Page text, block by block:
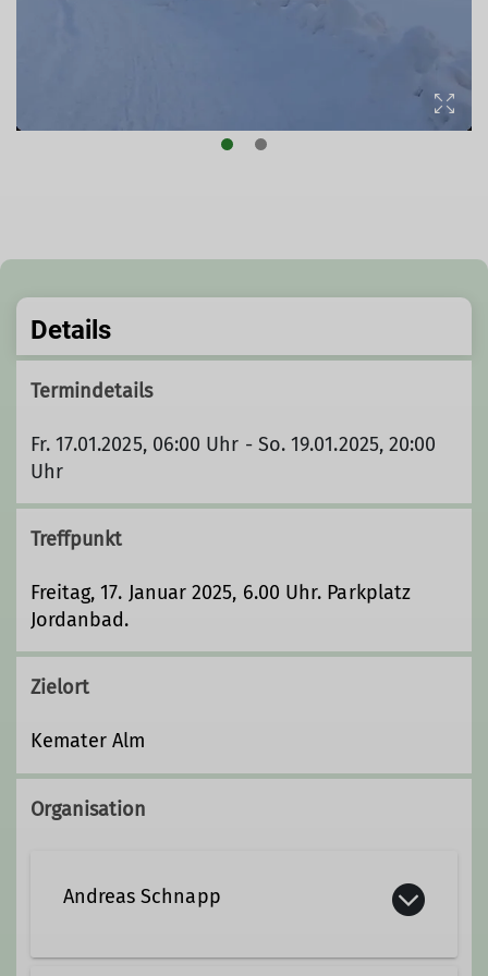
Details
Termindetails
Fr. 17.01.2025, 06:00 Uhr - So. 19.01.2025, 20:00
Uhr
Treffpunkt
Freitag, 17. Januar 2025, 6.00 Uhr. Parkplatz
Jordanbad.
Zielort
Kemater Alm
Organisation
Andreas Schnapp